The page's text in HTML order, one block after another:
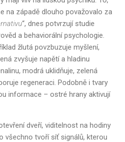
na západě dlouho považovalo za
“, dnes potvrzují studie
a behaviorální psychologie.
žlutá povzbuzuje myšlení,
zvyšuje napětí a hladinu
modrá uklidňuje, zelená
regeneraci. Podobně i tvary
informace – ostré hrany aktivují
dveří, viditelnost na hodiny
všechno tvoří síť signálů, kterou